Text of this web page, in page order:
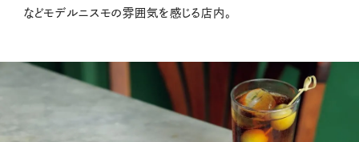
などモデルニスモの雰囲気を感じる店内。